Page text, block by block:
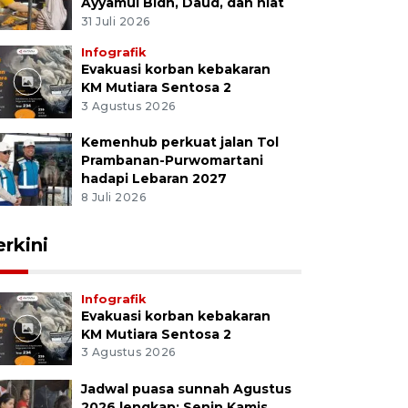
31 Juli 2026
Infografik
Evakuasi korban kebakaran
KM Mutiara Sentosa 2
3 Agustus 2026
Kemenhub perkuat jalan Tol
Prambanan-Purwomartani
hadapi Lebaran 2027
8 Juli 2026
Infografik
Evakuasi korban kebakaran
KM Mutiara Sentosa 2
3 Agustus 2026
Jadwal puasa sunnah Agustus